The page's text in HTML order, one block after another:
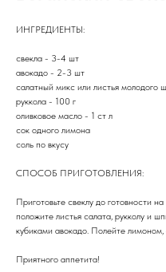
ИНГРЕДИЕНТЫ:
свекла - 3-4 шт
авокадо - 2-3 шт
салатный микс или листья молодого
руккола - 100 г
оливковое масло - 1 ст л
сок одного лимона
соль по вкусу
СПОСОБ ПРИГОТОВЛЕНИЯ:
Приготовьте свеклу до готовности
положите листья салата, рукколу и
кубиками авокадо. Полейте
Приятного аппетита!